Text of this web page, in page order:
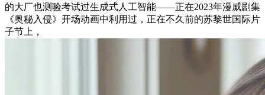
的大厂也测验考试过生成式人工智能——正在2023年漫威剧集
《奥秘入侵》开场动画中利用过，正在不久前的苏黎世国际片
子节上，